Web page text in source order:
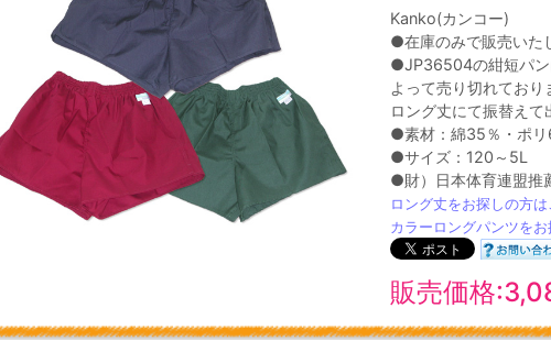
Kanko(カンコー)
●在庫のみで販売いた
●JP36504の紺短パ
よって売り切れており
ロング丈にて振替え
●素材：綿35％・ポリ
●サイズ：120～5L
●財）日本体育連盟推
ロング丈をお探しの方は
カラーロングパンツを
販売価格